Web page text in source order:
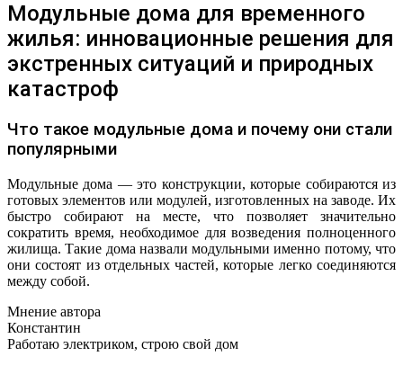
Модульные дома для временного
жилья: инновационные решения для
экстренных ситуаций и природных
катастроф
Что такое модульные дома и почему они стали
популярными
Модульные дома — это конструкции, которые собираются из
готовых элементов или модулей, изготовленных на заводе. Их
быстро собирают на месте, что позволяет значительно
сократить время, необходимое для возведения полноценного
жилища. Такие дома назвали модульными именно потому, что
они состоят из отдельных частей, которые легко соединяются
между собой.
Мнение автора
Константин
Работаю электриком, строю свой дом